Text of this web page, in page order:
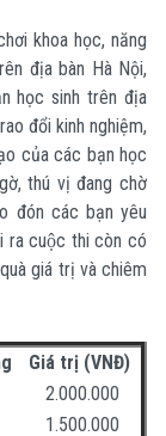
khoa học, năng
địa bàn Hà Nội,
học sinh trên địa
đổi kinh nghiệm,
của các bạn học
thú vị đang chờ
đón các bạn yêu
ra cuộc thi còn có
giá trị và chiêm
Giá trị (VNĐ)
2.000.000
1.500.000